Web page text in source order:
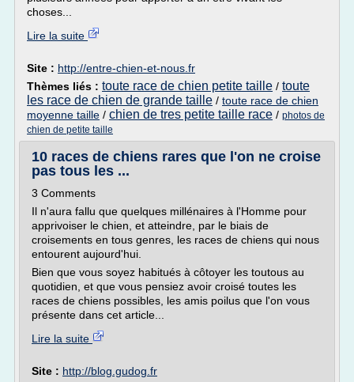
choses...
Lire la suite
Site : http://entre-chien-et-nous.fr
Thèmes liés : toute race de chien petite taille / toute
les race de chien de grande taille / toute race de chien
moyenne taille / chien de tres petite taille race / photos de
chien de petite taille
10 races de chiens rares que l'on ne croise
pas tous les ...
3 Comments
Il n'aura fallu que quelques millénaires à l'Homme pour
apprivoiser le chien, et atteindre, par le biais de
croisements en tous genres, les races de chiens qui nous
entourent aujourd'hui.
Bien que vous soyez habitués à côtoyer les toutous au
quotidien, et que vous pensiez avoir croisé toutes les
races de chiens possibles, les amis poilus que l'on vous
présente dans cet article...
Lire la suite
Site : http://blog.gudog.fr